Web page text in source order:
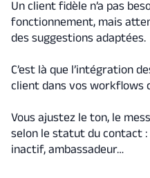
Un client fidèle n’a pas
fonctionnement, mais
des suggestions adaptées.
C’est là que l’intégration
client dans vos workflows
Vous ajustez le ton, le
selon le statut du contact
inactif, ambassadeur…